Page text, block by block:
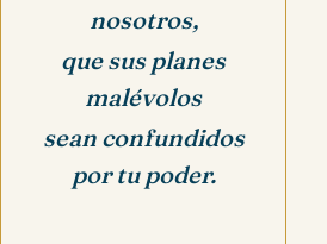
nosotros,
que sus planes
malévolos
sean confundidos
por tu poder.